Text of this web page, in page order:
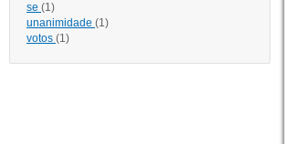
se (1)
unanimidade (1)
votos (1)